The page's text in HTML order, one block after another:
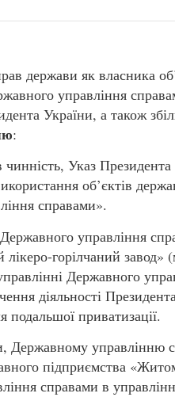
держави як власника
управління
України, а також
:
Указ
об’єктів
справами».
управління
горілчаний
Державного
діяльності
приватизації.
Державному управлінню
підприємства
справами в